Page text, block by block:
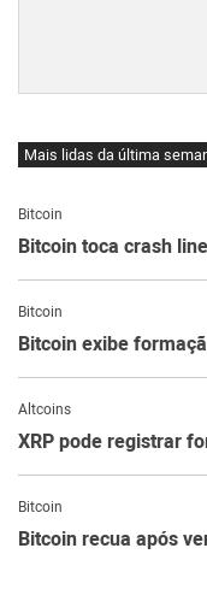
Mais lidas da última
Bitcoin
Bitcoin toca crash
Bitcoin
Bitcoin exibe
Altcoins
XRP pode registrar
Bitcoin
Bitcoin recua após